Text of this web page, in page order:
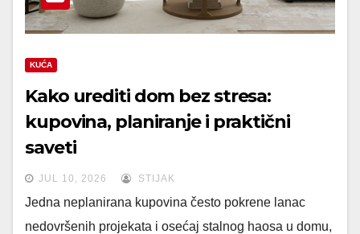
KUĆA
Kako urediti dom bez stresa:
kupovina, planiranje i praktični
saveti
JUL 10, 2026 STIJAK
Jedna neplanirana kupovina često pokrene lanac
nedovršenih projekata i osećaj stalnog haosa u domu,